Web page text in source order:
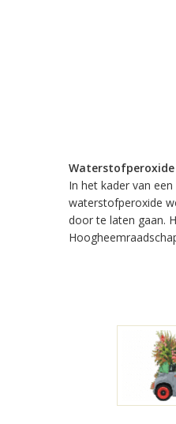
Waterstofperoxide
In het kader van
waterstofperoxide
door te laten gaan.